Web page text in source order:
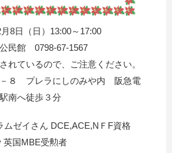
8日（日）13:00～17:00
民館 0798-67-1567
れているので、ご注意ください。
－８ プレラにしのみや内 阪急電
南へ徒歩３分
ムゼイさん DCE,ACE,NＦF資格
英国MBE受勲者